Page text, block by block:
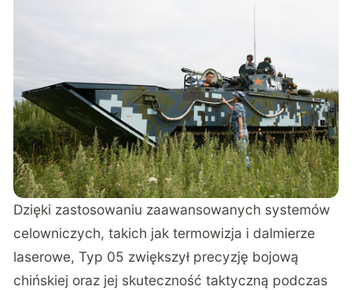
Dzięki zastosowaniu zaawansowanych systemów
celowniczych, takich jak termowizja i dalmierze
laserowe, Typ 05 zwiększył precyzję bojową
chińskiej oraz jej skuteczność taktyczną podczas